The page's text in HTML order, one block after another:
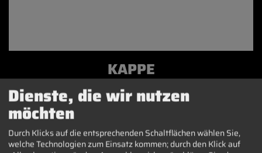
KAPPE
MEHR ERFAHREN
Dienste, die wir nutzen
möchten
Durch Klicks auf die entsprechenden Schaltflächen wählen Sie,
welche Technologien zum Einsatz kommen; durch den Klick auf